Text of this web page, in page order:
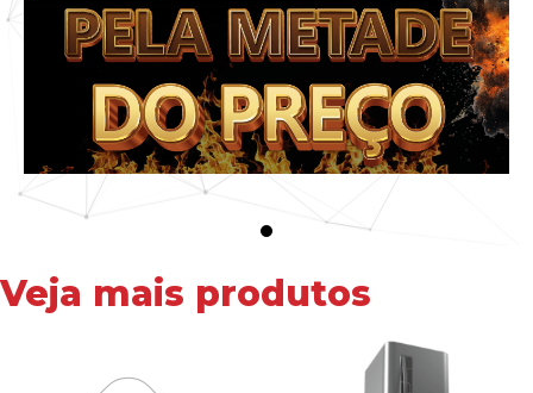
Veja mais produtos